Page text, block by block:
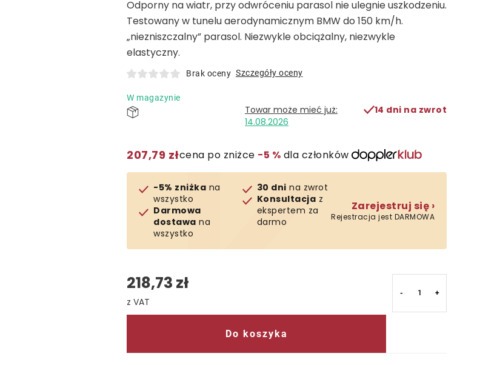
Odporny na wiatr, przy odwróceniu parasol nie ulegnie uszkodzeniu.
Testowany w tunelu aerodynamicznym BMW do 150 km/h.
„niezniszczalny” parasol. Niezwykle obciążalny, niezwykle
elastyczny.
Brak oceny Szczegóły oceny
W magazynie
14.08.2026
14 dni na zwrot
207,79 złcena po zniżce −5 % dla członków
-5% zniżka na
wszystko
Darmowa
dostawa na
wszystko
30 dni na zwrot
Konsultacja z
ekspertem za
darmo
Zarejestruj się ›
Rejestracja jest DARMOWA
218,73 zł
Cena jednostkowa:
Do koszyka